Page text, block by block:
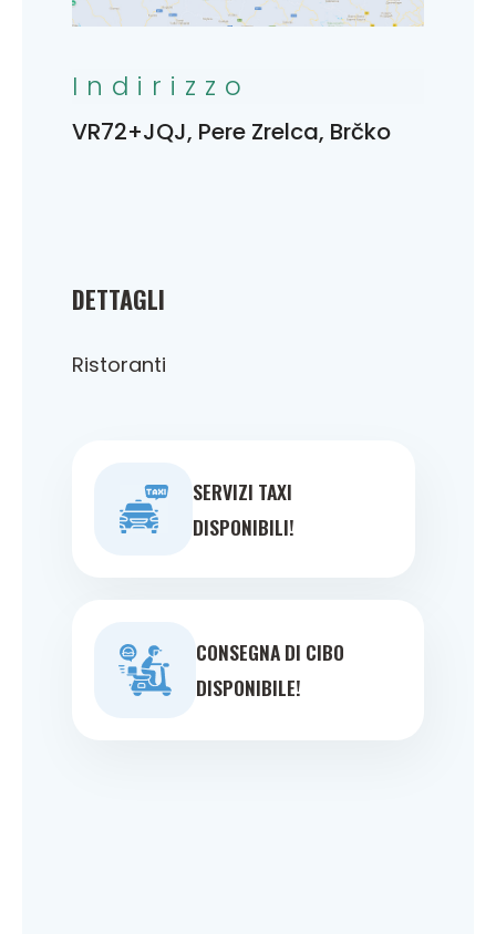
DETTAGLI
Ristoranti
SERVIZI TAXI
DISPONIBILI!
CONSEGNA DI CIBO
DISPONIBILE!
Indirizzo
VR72+JQJ, Pere Zrelca, Brčko